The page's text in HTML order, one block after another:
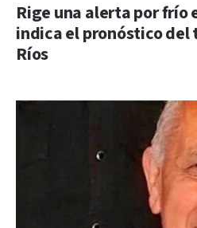
Rige una alerta por frío
indica el pronóstico del
Ríos